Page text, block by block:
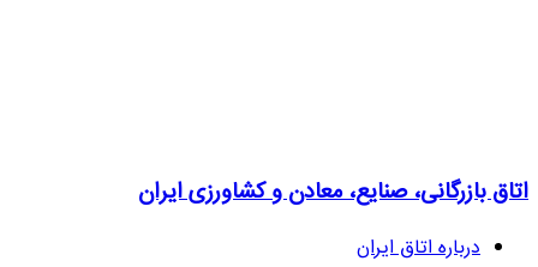
اتاق بازرگانی، صنایع، معادن و کشاورزی ایران
درباره اتاق ایران